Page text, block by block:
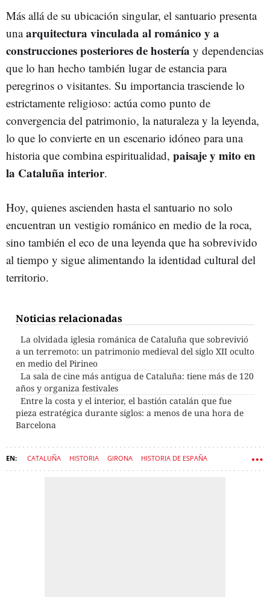
Más allá de su ubicación singular, el santuario presenta
unaarquitectura vinculada al románico y a
construcciones posteriores de hostería y dependencias
que lo han hecho también lugar de estancia para
peregrinos o visitantes. Su importancia trasciende lo
estrictamente religioso: actúa como punto de
convergencia del patrimonio, la naturaleza y la leyenda,
lo que lo convierte en un escenario idóneo para una
historia que combina espiritualidad, paisaje y mito en
la Cataluña interior.
Hoy, quienes ascienden hasta el santuario no solo
encuentran un vestigio románico en medio de la roca,
sino también el eco de una leyenda que ha sobrevivido
al tiempo y sigue alimentando la identidad cultural del
territorio.
Noticias relacionadas
La olvidada iglesia románica de Cataluña que sobrevivió
a un terremoto: un patrimonio medieval del siglo XII oculto
en medio del Pirineo
La sala de cine más antigua de Cataluña: tiene más de 120
años y organiza festivales
Entre la costa y el interior, el bastión catalán que fue
pieza estratégica durante siglos: a menos de una hora de
Barcelona
CATALUÑA HISTORIA GIRONA HISTORIA DE ESPAÑA